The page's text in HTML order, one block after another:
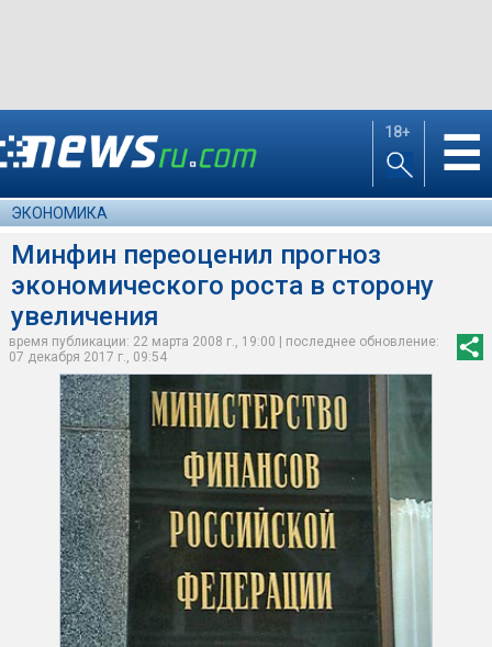
18+ ☰
ЭКОНОМИКА
Минфин переоценил прогноз
экономического роста в сторону
увеличения
время публикации: 22 марта 2008 г., 19:00 | последнее обновление:
07 декабря 2017 г., 09:54